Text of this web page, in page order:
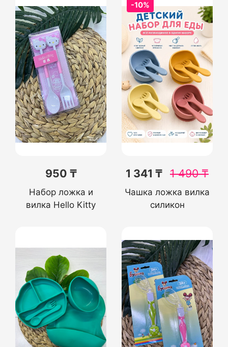
950 ₸
Набор ложка и
вилка Hello Kitty
-10%
1 341 ₸ 1 490₸
Чашка ложка вилка
силикон